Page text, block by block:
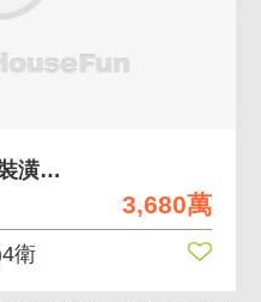
3,680萬
專任!近文德捷運站百萬裝潢美屋4房4廳4衛
衛